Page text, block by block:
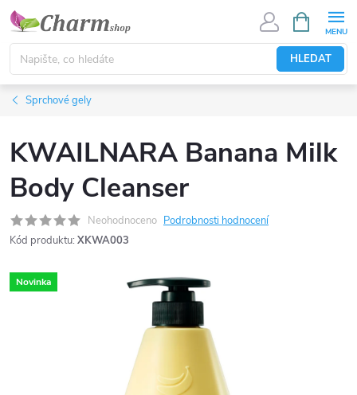
Přejít
obsah
HLEDAT
NÁKUPNÍ
KOŠÍK
Sprchové gely
KWAILNARA Banana Milk
Body Cleanser
Neohodnoceno Podrobnosti hodnocení
Kód produktu: XKWA003
Novinka